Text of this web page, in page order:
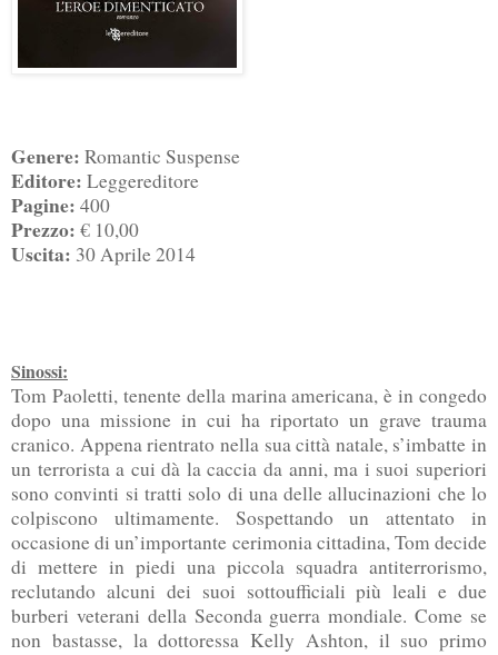
Genere: Romantic Suspense
Editore: Leggereditore
Pagine: 400
Prezzo: € 10,00
Uscita: 30 Aprile 2014
Sinossi:
Tom Paoletti, tenente della marina americana, è in congedo
dopo una missione in cui ha riportato un grave trauma
cranico. Appena rientrato nella sua città natale, s’imbatte in
un terrorista a cui dà la caccia da anni, ma i suoi superiori
sono convinti si tratti solo di una delle allucinazioni che lo
colpiscono ultimamente. Sospettando un attentato in
occasione di un’importante cerimonia cittadina, Tom decide
di mettere in piedi una piccola squadra antiterrorismo,
reclutando alcuni dei suoi sottoufficiali più leali e due
burberi veterani della Seconda guerra mondiale. Come se
non bastasse, la dottoressa Kelly Ashton, il suo primo